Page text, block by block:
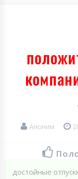
Аноним
достойные